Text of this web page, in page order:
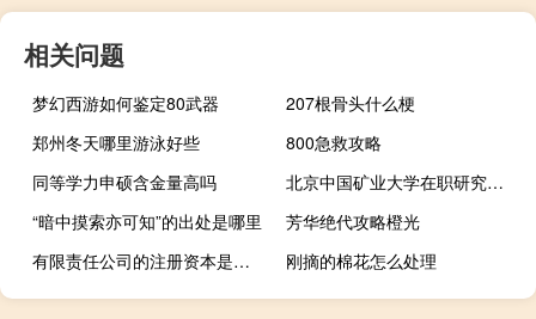
相关问题
梦幻西游如何鉴定80武器
207根骨头什么梗
郑州冬天哪里游泳好些
800急救攻略
同等学力申硕含金量高吗
北京中国矿业大学在职研究生是怎么上课的
“暗中摸索亦可知”的出处是哪里
芳华绝代攻略橙光
有限责任公司的注册资本是什么
刚摘的棉花怎么处理